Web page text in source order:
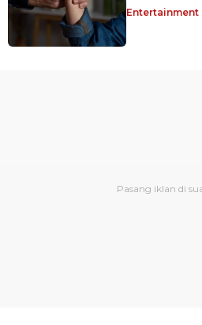
Entertainment